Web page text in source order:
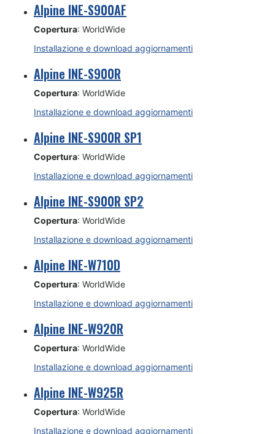
Alpine INE-S900AF
Copertura: WorldWide
Installazione e download aggiornamenti
Alpine INE-S900R
Copertura: WorldWide
Installazione e download aggiornamenti
Alpine INE-S900R SP1
Copertura: WorldWide
Installazione e download aggiornamenti
Alpine INE-S900R SP2
Copertura: WorldWide
Installazione e download aggiornamenti
Alpine INE-W710D
Copertura: WorldWide
Installazione e download aggiornamenti
Alpine INE-W920R
Copertura: WorldWide
Installazione e download aggiornamenti
Alpine INE-W925R
Copertura: WorldWide
Installazione e download aggiornamenti